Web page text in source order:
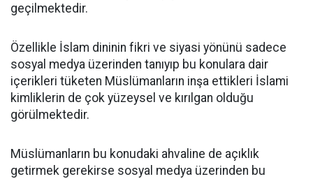
geçilmektedir.
Özellikle İslam dininin fikri ve siyasi yönünü sadece
sosyal medya üzerinden tanıyıp bu konulara dair
içerikleri tüketen Müslümanların inşa ettikleri İslami
kimliklerin de çok yüzeysel ve kırılgan olduğu
görülmektedir.
Müslümanların bu konudaki ahvaline de açıklık
getirmek gerekirse sosyal medya üzerinden bu